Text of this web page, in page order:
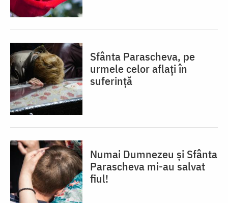
Sfânta Parascheva, pe
urmele celor aflați în
suferință
Numai Dumnezeu și Sfânta
Parascheva mi-au salvat
fiul!